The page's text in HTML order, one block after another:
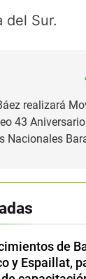
del Sur.
realizará
43
Nacionales
de
y Espaillat,